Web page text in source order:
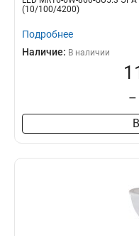
(10/100/4200)
Подробнее
Наличие: В наличии
–